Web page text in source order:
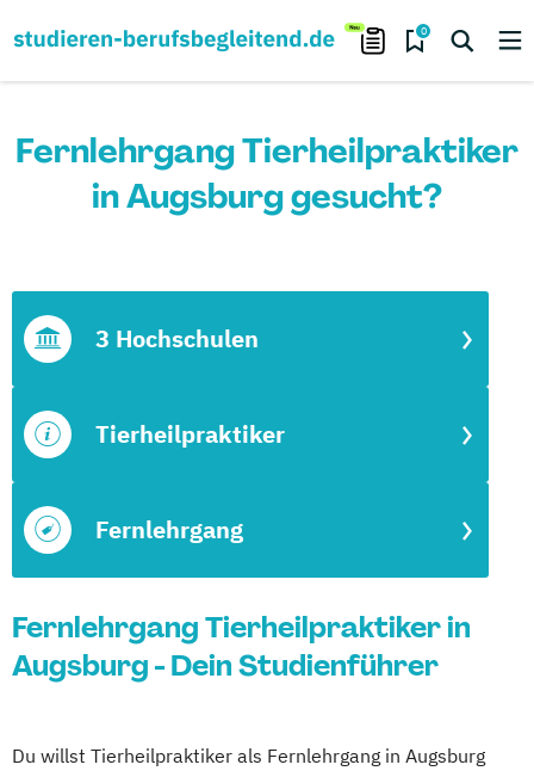
0
Fernlehrgang Tierheilpraktiker
in Augsburg gesucht?
Fernlehrgang
Tierheilpraktiker
3 Hochschulen
Fernlehrgang Tierheilpraktiker in
Augsburg - Dein Studienführer
Du willst Tierheilpraktiker als Fernlehrgang in Augsburg